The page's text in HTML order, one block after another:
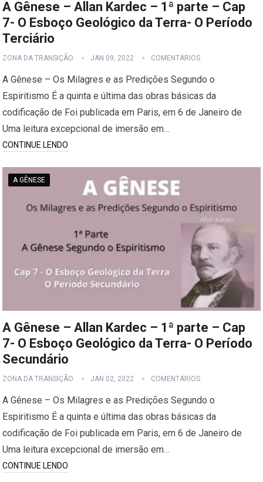
A Gênese – Allan Kardec – 1ª parte – Cap
7- O Esboço Geológico da Terra- O Período
Terciário
ZONA DA TRANSIÇÃO JAN 09, 2022 COMENTÁRIOS
A Gênese – Os Milagres e as Predições Segundo o
Espiritismo É a quinta e última das obras básicas da
codificação de Foi publicada em Paris, em 6 de Janeiro de
Uma leitura excepcional de imersão em…
CONTINUE LENDO
A GÊNESE
A Gênese – Allan Kardec – 1ª parte – Cap
7- O Esboço Geológico da Terra- O Período
Secundário
ZONA DA TRANSIÇÃO JAN 02, 2022 COMENTÁRIOS
A Gênese – Os Milagres e as Predições Segundo o
Espiritismo É a quinta e última das obras básicas da
codificação de Foi publicada em Paris, em 6 de Janeiro de
Uma leitura excepcional de imersão em…
CONTINUE LENDO